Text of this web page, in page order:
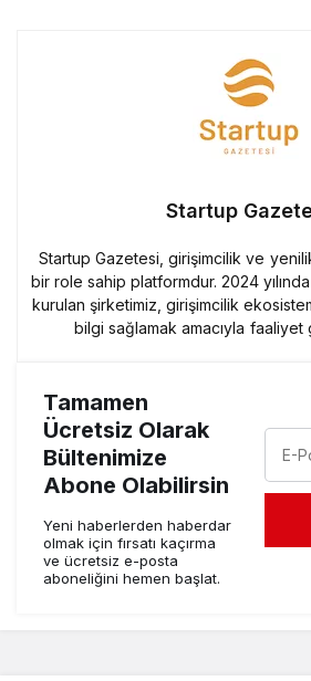
Startup
Startup Gazetesi, girişimcilik ve
bir role sahip platformdur. 2024
kurulan şirketimiz, girişimcilik
bilgi sağlamak amacıyla faaliyet
Tamamen
Ücretsiz Olarak
Bültenimize
Abone Olabilirsin
Yeni haberlerden haberdar
olmak için fırsatı kaçırma
ve ücretsiz e-posta
aboneliğini hemen başlat.